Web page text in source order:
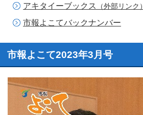
アキタイーブックス （外部リンク）
市報よこてバックナンバー
市報よこて2023年3月号